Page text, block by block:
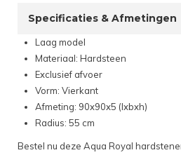
Specificaties & Afmetingen
Laag model
Materiaal: Hardsteen
Exclusief afvoer
Vorm: Vierkant
Afmeting: 90x90x5 (lxbxh)
Radius: 55 cm
Bestel nu deze Aqua Royal